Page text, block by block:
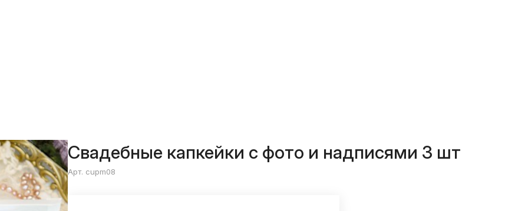
Свадебные капкейки с фото и надписями 3 шт
Арт. cupm08